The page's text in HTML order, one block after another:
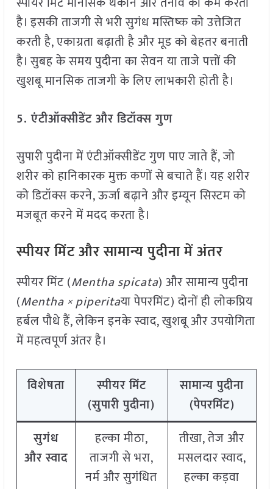
है। इसकी ताजगी से भरी सुगंध मस्तिष्क को उत्तेजित
करती है, एकाग्रता बढ़ाती है और मूड को बेहतर बनाती
है। सुबह के समय पुदीना का सेवन या ताजे पत्तों की
खुशबू मानसिक ताजगी के लिए लाभकारी होती है।
5.एंटीऑक्सीडेंट और डिटॉक्स गुण
सुपारी पुदीना में एंटीऑक्सीडेंट गुण पाए जाते हैं, जो
शरीर को हानिकारक मुक्त कणों से बचाते हैं। यह शरीर
को डिटॉक्स करने, ऊर्जा बढ़ाने और इम्यून सिस्टम को
मजबूत करने में मदद करता है।
स्पीयर मिंट और सामान्य पुदीना में अंतर
स्पीयर मिंट (Mentha spicata) और सामान्य पुदीना
(Mentha × piperitaया पेपरमिंट) दोनों ही लोकप्रिय
हर्बल पौधे हैं, लेकिन इनके स्वाद, खुशबू और उपयोगिता
में महत्वपूर्ण अंतर है।
विशेषता
स्पीयर मिंट
(सुपारी पुदीना)
सामान्य पुदीना
(पेपरमिंट)
सुगंध
और स्वाद
हल्का मीठा,
ताजगी से भरा,
नर्म और सुगंधित
तीखा, तेज और
मसलदार स्वाद,
हल्का कड़वा